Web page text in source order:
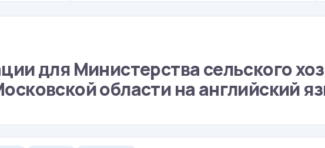
для Министерства сельского
области на английский